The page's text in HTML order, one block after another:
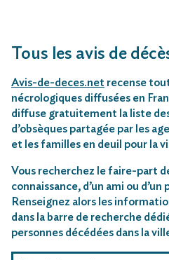
Tous les avis de
Avis-de-deces.net recense
nécrologiques diffusées en
diffuse gratuitement la liste
d’obsèques partagée par les
et les familles en deuil pour la
Vous recherchez le faire-part
connaissance, d’un ami ou
Renseignez alors les
dans la barre de recherche
personnes décédées dans la